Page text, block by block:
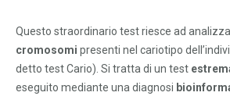
Questo straordinario test riesce ad
cromosomi presenti nel cariotipo
detto test Cario). Si tratta di un test
eseguito mediante una diagnosi